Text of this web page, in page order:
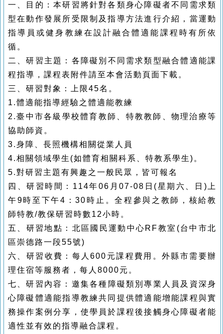
一、目的：本研習將針對各類身心障礙者不同需求類
型在動作發展所受限制及指導方法進行介紹，當運動
指導員或健身教練在設計融合體適能課程時有所依
循。
二、研習主題： 各障礙別不同需求類型融合體適能課
程指導，課程表附件請至本會活動頁面下載。
三、 研習對象 ：上限45名。
1.體適能指導經驗之體適能教練
2.臺中市各級學校體育教師、特教教師、物理治療等
協助師資。
3.身障、長照機構相關從業人員
4.相關領域學生 (如體育相關科系、特教系學生) 。
5.對研習主題有興趣之一般民眾，皆可報名
四、研習時間 ： 114年06 月07-08 日 (星期六、日 ) 上
午9時至下午4：30 時止。全程參與之教師，核給教
師特教/教保研習時數 12小時。
五、 研習地點：北區國民運動中心RF教室(台中市北
區崇德路一段55號)
六、 研習收費： 每人600 元課程費用。外縣市需要辦
理住宿等服務者，每人8000元。
七、研習內容 ： 邀集各種障礙類別專業人員及資深身
心障礙體適能指導教練共同提供體適能增能課程與實
務操作案例分享，使學員於課程後接觸身心障礙者能
適性並有效的指導融合課程。